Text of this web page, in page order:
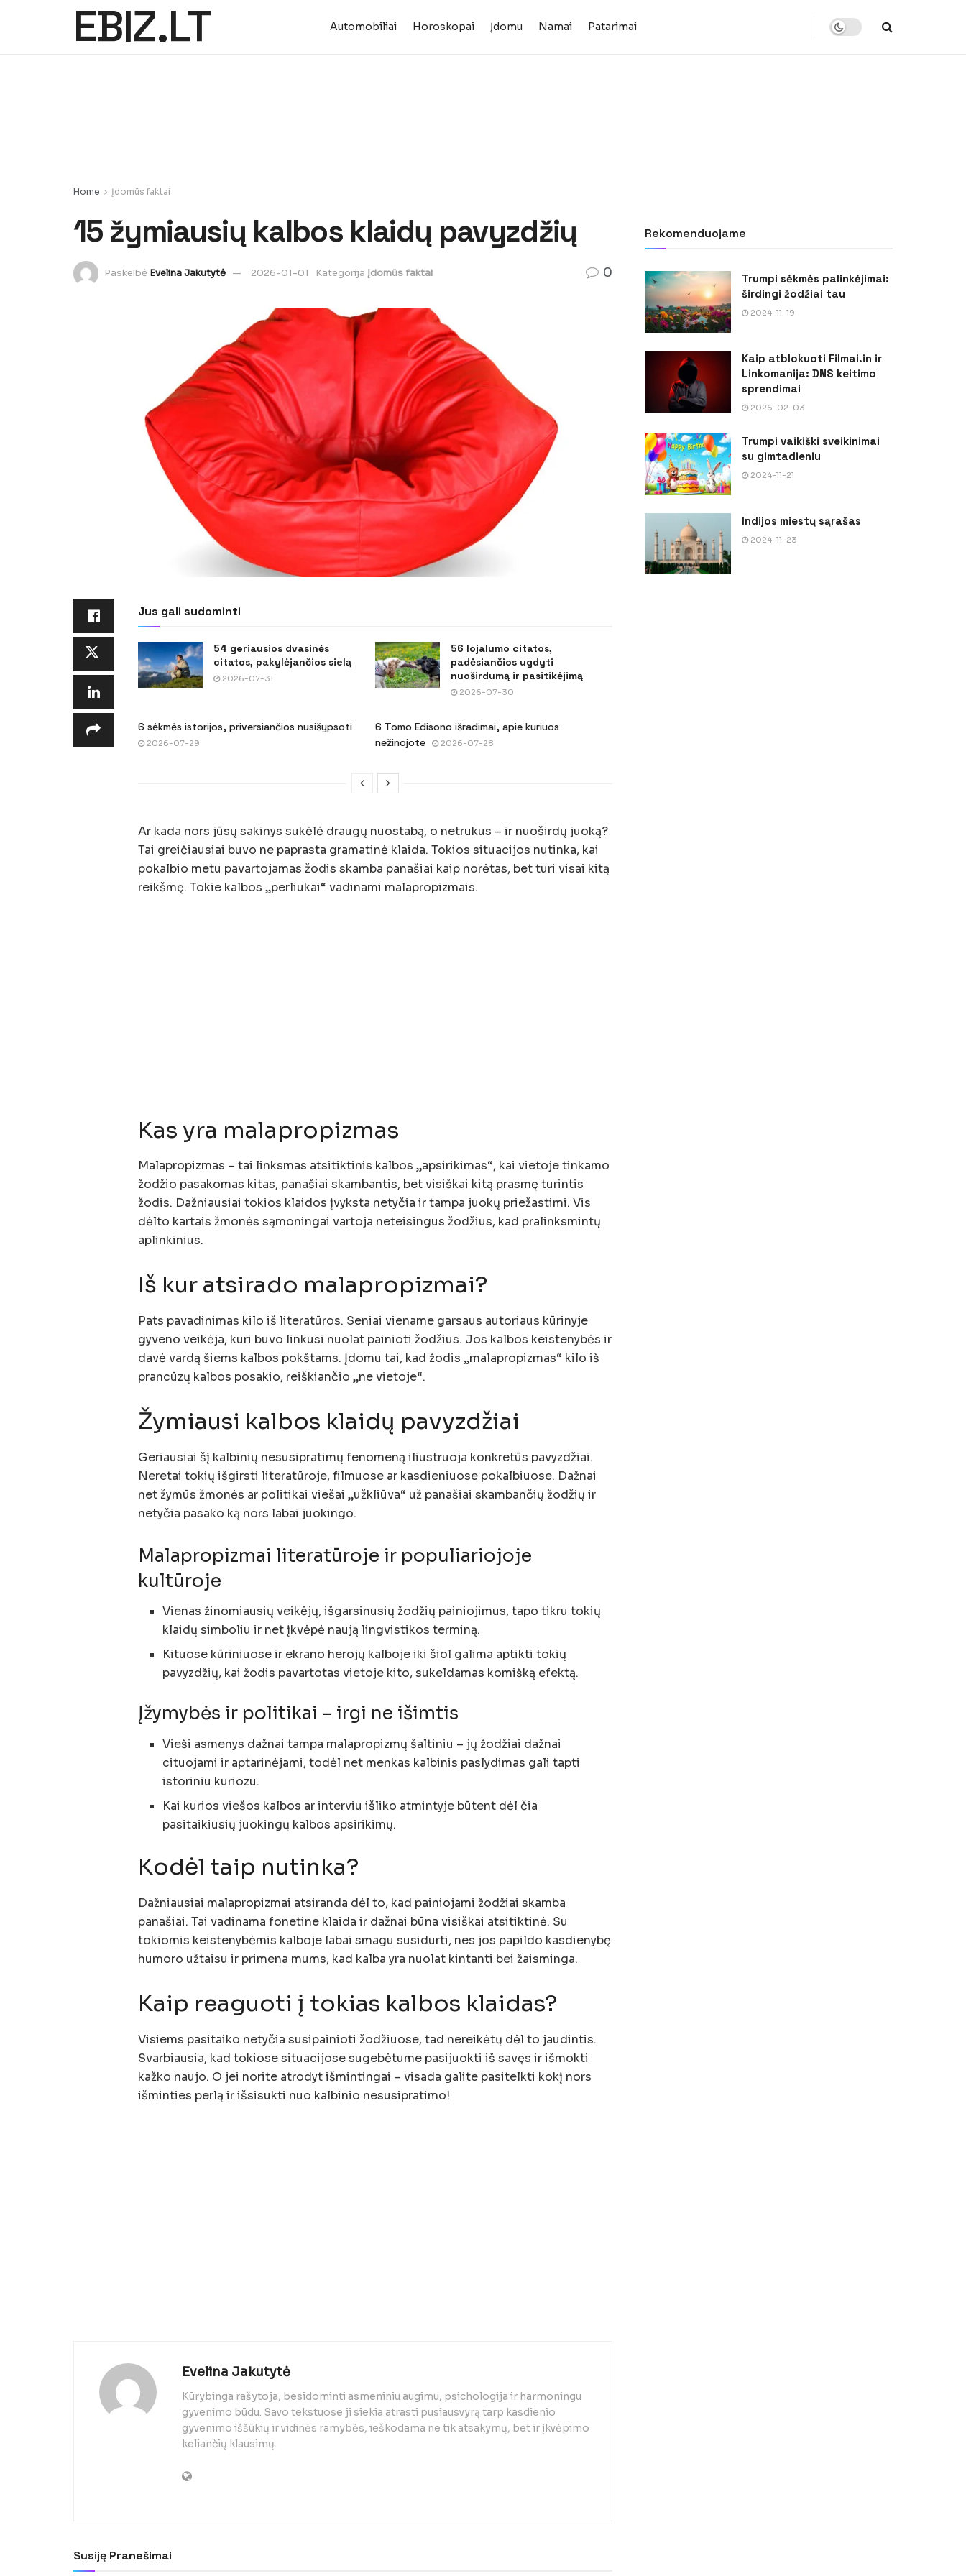
EBIZ.LT Automobiliai Horoskopai Įdomu Namai Patarimai
Home Įdomūs faktai
15 žymiausių kalbos klaidų pavyzdžių
Paskelbė Evelina Jakutytė 2026-01-01 Kategorija Įdomūs faktai 0
Jus gali sudominti
54 geriausios dvasinės
citatos, pakylėjančios sielą
2026-07-31
56 lojalumo citatos,
padėsiančios ugdyti
nuoširdumą ir pasitikėjimą
2026-07-30
6 sėkmės istorijos, priversiančios nusišypsoti
2026-07-29
6 Tomo Edisono išradimai, apie kuriuos
nežinojote
2026-07-28
Ar kada nors jūsų sakinys sukėlė draugų nuostabą, o netrukus – ir nuoširdų juoką?
Tai greičiausiai buvo ne paprasta gramatinė klaida. Tokios situacijos nutinka, kai
pokalbio metu pavartojamas žodis skamba panašiai kaip norėtas, bet turi visai kitą
reikšmę. Tokie kalbos „perliukai“ vadinami malapropizmais.
Kas yra malapropizmas
Malapropizmas – tai linksmas atsitiktinis kalbos „apsirikimas“, kai vietoje tinkamo
žodžio pasakomas kitas, panašiai skambantis, bet visiškai kitą prasmę turintis
žodis. Dažniausiai tokios klaidos įvyksta netyčia ir tampa juokų priežastimi. Vis
dėlto kartais žmonės sąmoningai vartoja neteisingus žodžius, kad pralinksmintų
aplinkinius.
Iš kur atsirado malapropizmai?
Pats pavadinimas kilo iš literatūros. Seniai viename garsaus autoriaus kūrinyje
gyveno veikėja, kuri buvo linkusi nuolat painioti žodžius. Jos kalbos keistenybės ir
davė vardą šiems kalbos pokštams. Įdomu tai, kad žodis „malapropizmas“ kilo iš
prancūzų kalbos posakio, reiškiančio „ne vietoje“.
Žymiausi kalbos klaidų pavyzdžiai
Geriausiai šį kalbinių nesusipratimų fenomeną iliustruoja konkretūs pavyzdžiai.
Neretai tokių išgirsti literatūroje, filmuose ar kasdieniuose pokalbiuose. Dažnai
net žymūs žmonės ar politikai viešai „užkliūva“ už panašiai skambančių žodžių ir
netyčia pasako ką nors labai juokingo.
Malapropizmai literatūroje ir populiariojoje
kultūroje
Vienas žinomiausių veikėjų, išgarsinusių žodžių painiojimus, tapo tikru tokių
klaidų simboliu ir net įkvėpė naują lingvistikos terminą.
Kituose kūriniuose ir ekrano herojų kalboje iki šiol galima aptikti tokių
pavyzdžių, kai žodis pavartotas vietoje kito, sukeldamas komišką efektą.
Įžymybės ir politikai – irgi ne išimtis
Vieši asmenys dažnai tampa malapropizmų šaltiniu – jų žodžiai dažnai
cituojami ir aptarinėjami, todėl net menkas kalbinis paslydimas gali tapti
istoriniu kuriozu.
Kai kurios viešos kalbos ar interviu išliko atmintyje būtent dėl čia
pasitaikiusių juokingų kalbos apsirikimų.
Kodėl taip nutinka?
Dažniausiai malapropizmai atsiranda dėl to, kad painiojami žodžiai skamba
panašiai. Tai vadinama fonetine klaida ir dažnai būna visiškai atsitiktinė. Su
tokiomis keistenybėmis kalboje labai smagu susidurti, nes jos papildo kasdienybę
humoro užtaisu ir primena mums, kad kalba yra nuolat kintanti bei žaisminga.
Kaip reaguoti į tokias kalbos klaidas?
Visiems pasitaiko netyčia susipainioti žodžiuose, tad nereikėtų dėl to jaudintis.
Svarbiausia, kad tokiose situacijose sugebėtume pasijuokti iš savęs ir išmokti
kažko naujo. O jei norite atrodyt išmintingai – visada galite pasitelkti kokį nors
išminties perlą ir išsisukti nuo kalbinio nesusipratimo!
Evelina Jakutytė
Kūrybinga rašytoja, besidominti asmeniniu augimu, psichologija ir harmoningu
gyvenimo būdu. Savo tekstuose ji siekia atrasti pusiausvyrą tarp kasdienio
gyvenimo iššūkių ir vidinės ramybės, ieškodama ne tik atsakymų, bet ir įkvėpimo
keliančių klausimų.
Susiję Pranešimai
Rekomenduojame
Trumpi sėkmės palinkėjimai:
širdingi žodžiai tau
2024-11-19
Kaip atblokuoti Filmai.in ir
Linkomanija: DNS keitimo
sprendimai
2026-02-03
Trumpi vaikiški sveikinimai
su gimtadieniu
2024-11-21
Indijos miestų sąrašas
2024-11-23